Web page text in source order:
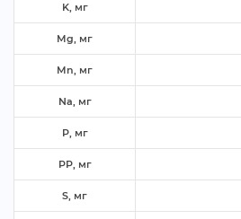
K, м
Mg, м
Mn, м
Na, м
P, м
PP, м
S, м